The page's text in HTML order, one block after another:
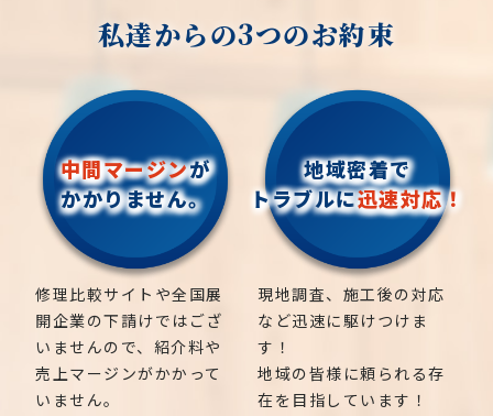
私達からの3つのお約束
中間マージンが
かかりません。
修理比較サイトや全国展
開企業の下請けではござ
いませんので、紹介料や
売上マージンがかかって
いません。
地域密着で
トラブルに迅速対応！
現地調査、施工後の対応
など迅速に駆けつけま
す！
地域の皆様に頼られる存
在を目指しています！